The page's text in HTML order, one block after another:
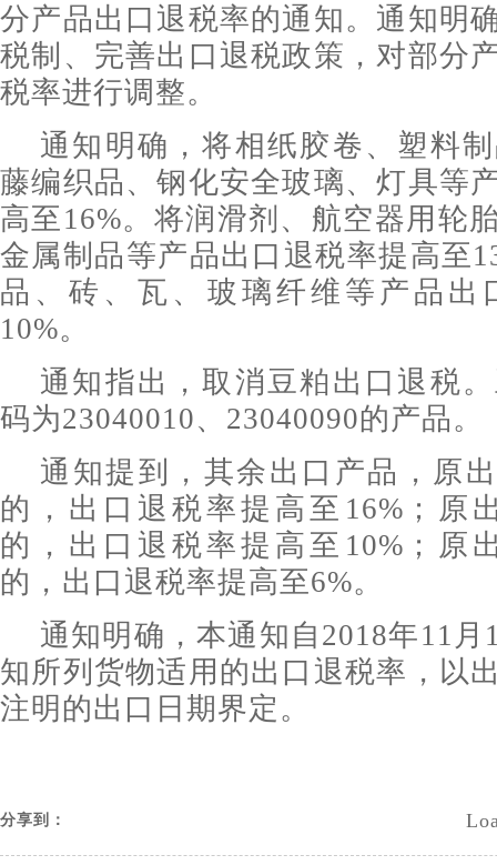
分产品出口退税率的通知。通知明
税制、完善出口退税政策，对部分
税率进行调整。
通知明确，将相纸胶卷、塑料
藤编织品、钢化安全玻璃、灯具等
高至16%。将润滑剂、航空器用轮
金属制品等产品出口退税率提高至
品、砖、瓦、玻璃纤维等产品出
10%。
通知指出，取消豆粕出口退税
码为23040010、23040090的产品。
通知提到，其余出口产品，原
的，出口退税率提高至16%；原
的，出口退税率提高至10%；原
的，出口退税率提高至6%。
通知明确，本通知自2018年11
知所列货物适用的出口退税率，以
注明的出口日期界定。
分享到：